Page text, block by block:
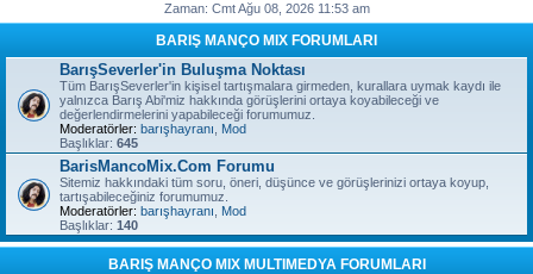
Zaman: Cmt Ağu 08, 2026 11:53 am
BARIŞ MANÇO MIX FORUMLARI
BarışSeverler'in Buluşma Noktası
Tüm BarışSeverler'in kişisel tartışmalara girmeden, kurallara uymak kaydı ile
yalnızca Barış Abi'miz hakkında görüşlerini ortaya koyabileceği ve
değerlendirmelerini yapabileceği forumumuz.
Moderatörler: barışhayranı
Mod
Başlıklar: 645
BarisMancoMix.Com Forumu
Sitemiz hakkındaki tüm soru, öneri, düşünce ve görüşlerinizi ortaya koyup,
tartışabileceğiniz forumumuz.
Moderatörler: barışhayranı
Mod
Başlıklar: 140
BARIŞ MANÇO MIX MULTIMEDYA FORUMLARI